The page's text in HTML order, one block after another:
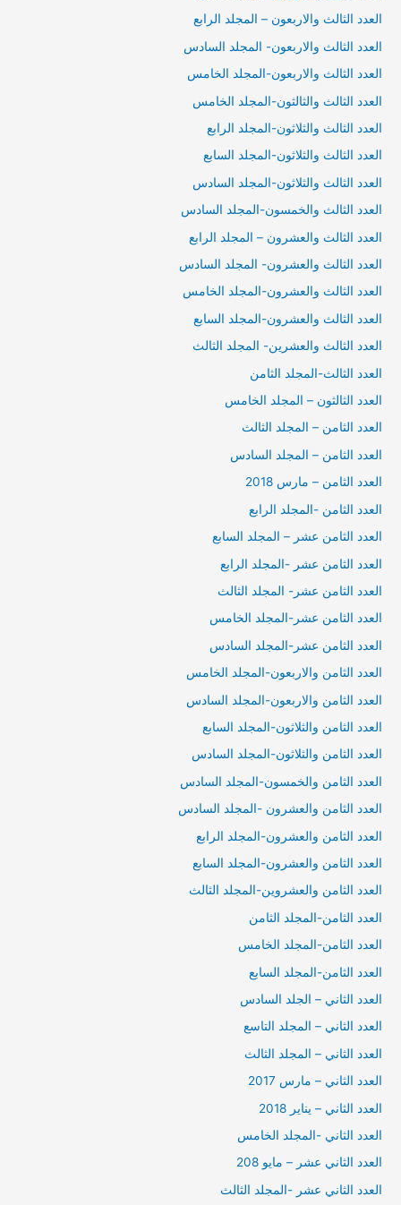
العدد الثالث والاربعون – المجلد الرابع
العدد الثالث والاربعون- المجلد السادس
العدد الثالث والاربعون-المجلد الخامس
العدد الثالث والثالثون-المجلد الخامس
العدد الثالث والثلاثون-المجلد الرابع
العدد الثالث والثلاثون-المجلد السابع
العدد الثالث والثلاثون-المجلد السادس
العدد الثالث والخمسون-المجلد السادس
العدد الثالث والعشرون – المجلد الرابع
العدد الثالث والعشرون- المجلد السادس
العدد الثالث والعشرون-المجلد الخامس
العدد الثالث والعشرون-المجلد السابع
العدد الثالث والعشرين- المجلد الثالث
العدد الثالث-المجلد الثامن
العدد الثالثون – المجلد الخامس
العدد الثامن – المجلد الثالث
العدد الثامن – المجلد السادس
العدد الثامن – مارس 2018
العدد الثامن -المجلد الرابع
العدد الثامن عشر – المجلد السابع
العدد الثامن عشر -المجلد الرابع
العدد الثامن عشر- المجلد الثالث
العدد الثامن عشر-المجلد الخامس
العدد الثامن عشر-المجلد السادس
العدد الثامن والاربعون-المجلد الخامس
العدد الثامن والاربعون-المجلد السادس
العدد الثامن والثلاثون-المجلد السابع
العدد الثامن والثلاثون-المجلد السادس
العدد الثامن والخمسون-المجلد السادس
العدد الثامن والعشرون -المجلد السادس
العدد الثامن والعشرون-المجلد الرابع
العدد الثامن والعشرون-المجلد السابع
العدد الثامن والعشروين-المجلد الثالث
العدد الثامن-المجلد الثامن
العدد الثامن-المجلد الخامس
العدد الثامن-المجلد السابع
العدد الثاني – الجلد السادس
العدد الثاني – المجلد التاسع
العدد الثاني – المجلد الثالث
العدد الثاني – مارس 2017
العدد الثاني – يناير 2018
العدد الثاني -المجلد الخامس
العدد الثاني عشر – مايو 208
العدد الثاني عشر -المجلد الثالث